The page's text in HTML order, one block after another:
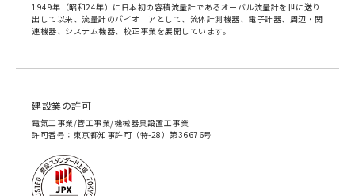
1949年（昭和24年）に日本初の容積流量計であるオーバル流量計を世に送り
出して以来、流量計のパイオニアとして、流体計測機器、電子計器、周辺・関
連機器、システム機器、校正事業を展開しています。
建設業の許可
電気工事業/管工事業/機械器具設置工事業
許可番号：東京都知事許可（特-28）第36676号